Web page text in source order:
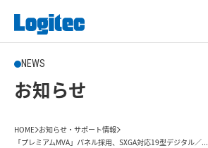
NEWS
お知らせ
HOME お知らせ・サポート情報
「プレミアムMVA」パネル採用、SXGA対応19型デジタル／...